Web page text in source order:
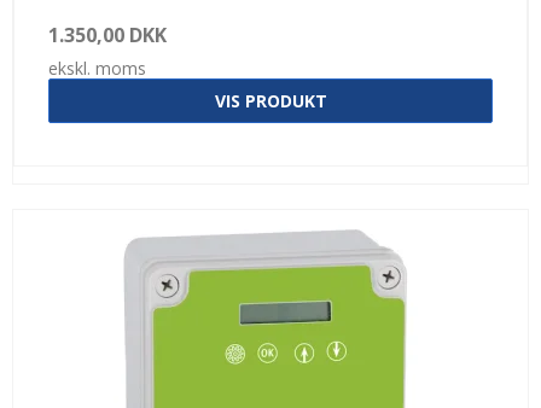
1.350,00 DKK
ekskl. moms
VIS PRODUKT